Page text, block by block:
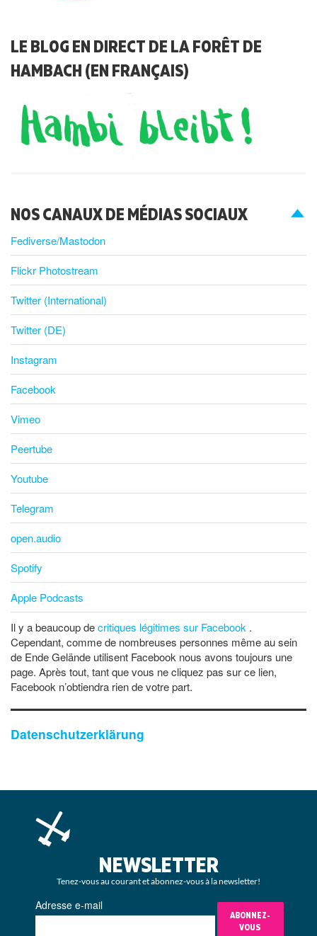
LE BLOG EN DIRECT DE LA FORÊT DE
HAMBACH (EN FRANÇAIS)
NOS CANAUX DE MÉDIAS SOCIAUX
Fediverse/Mastodon
Flickr Photostream
Twitter (International)
Twitter (DE)
Instagram
Facebook
Vimeo
Peertube
Youtube
Telegram
open.audio
Spotify
Apple Podcasts
Il y a beaucoup decritiques légitimes sur Facebook .
Cependant, comme de nombreuses personnes même au sein
de Ende Gelände utilisent Facebook nous avons toujours une
page. Après tout, tant que vous ne cliquez pas sur ce lien,
Facebook n’obtiendra rien de votre part.
Datenschutzerklärung
NEWSLETTER
Tenez-vous au courant et abonnez-vous à la newsletter!
Adresse e-mail
ABONNEZ-
VOUS